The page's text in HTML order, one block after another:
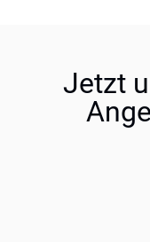
Jetzt